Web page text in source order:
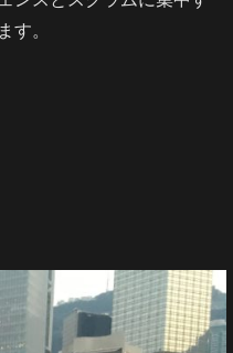
す。